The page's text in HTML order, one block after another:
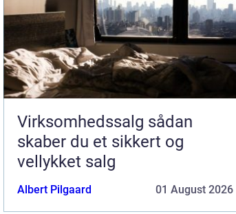
Virksomhedssalg sådan
skaber du et sikkert og
vellykket salg
Albert Pilgaard 01 August 2026